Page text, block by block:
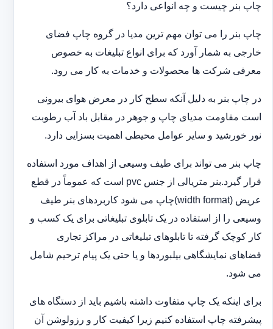
چاپ بنر چیست و چه انواعی دارد؟
چاپ بنر را می توان مهم ترین مدیا در گروه چاپ فضای
خارجی به شمار آورد که برای انواع تبلیغات به خصوص
معرفی شرکت ها محصولات و خدمات به کار می رود.
در چاپ بنر به دلیل آنکه سطح کار در معرض هوای بیرونی
است مقاومت مدیای چاپ و جوهر در مقابل باد آب رطوبت
نور خورشید و سایر عوامل محیطی اهمیت بسزایی دارد.
چاپ بنر می تواند برای طیف وسیعی از اهداف مورد استفاده
قرار گیرد.بنر متریالی از جنس pvc است که عموماً در قطع
عریض (width format)چاپ می شود کاربردهای بنر طیف
وسیعی را از استفاده در یک تابلوی تبلیغاتی برای یک کسب و
کار کوچک گرفته تا تابلوهای تبلیغاتی در مراکز تجاری
فضاهای نمایشگاهی بیلبوردها و یا حتی یک پیام ترحیم شامل
می شود.
برای اینکه یک چاپ متفاوت داشته باشیم باید از دستگاه های
پیشرفته چاپ استفاده کنیم زیرا کیفیت کار و رزولوشن آن